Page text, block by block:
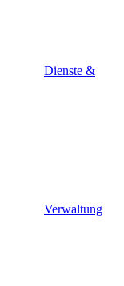
Dienste &
Verwaltung